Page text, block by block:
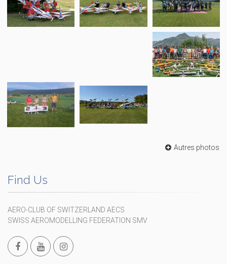
Autres photos
Find Us
AERO-CLUB OF SWITZERLAND AECS
SWISS AEROMODELLING FEDERATION SMV